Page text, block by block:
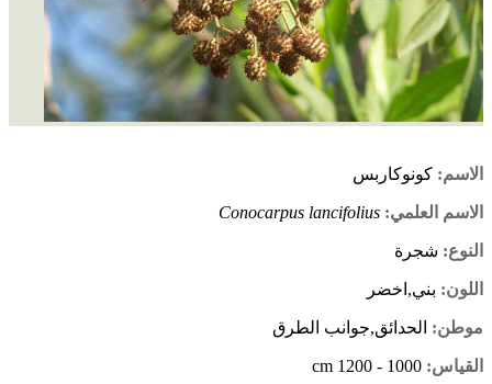
الاسم: كونوكاربس
الاسم العلمي: Conocarpus lancifolius
النوع: شجرة
اللون: بني,اخضر
موطن: الحدائق,جوانب الطرق
القياس: